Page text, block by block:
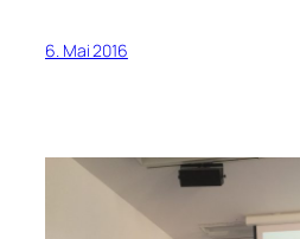
6. Mai 2016